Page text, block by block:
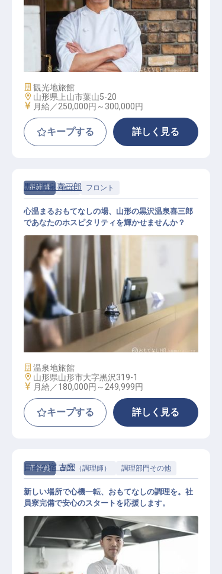
調理スタッフ／マネジメント経験優
施設業態
観光地旅館
勤務地
山形県上山市葉山5-20
給与
月給／250,000円～ 300,000円
キープする 詳しく見る
正社員 宿泊 フロント
フロントスタッフ
黒沢温泉喜三郎
心温まるおもてなしの場、山形の黒沢温泉喜三郎
であなたのホスピタリティを輝かせませんか？
施設業態
温泉地旅館
勤務地
山形県山形市大字黒沢319-1
給与
月給／180,000円～ 249,999円
キープする 詳しく見る
正社員 調理（調理師） 調理部門その他
日本の宿 古窯
新しい場所で心機一転、おもてなしの調理を。社
員寮完備で安心のスタートを応援します。